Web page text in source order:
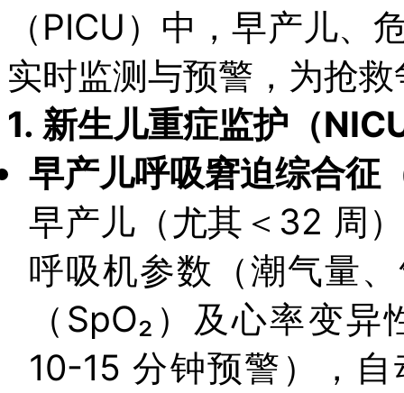
（PICU）中，早产儿、
实时监测与预警，为抢
1. 新生儿重症监护（
早产儿呼吸窘迫综合征
早产儿（尤其＜32 周
呼吸机参数（潮气量
（SpO₂）及心率变
10-15 分钟预警），